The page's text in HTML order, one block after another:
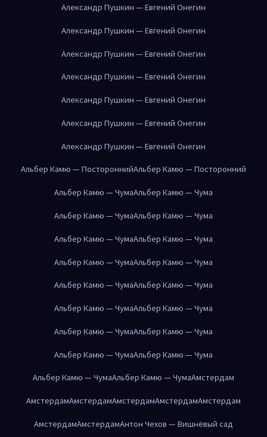
Александр Пушкин — Евгений Онегин
Александр Пушкин — Евгений Онегин
Александр Пушкин — Евгений Онегин
Александр Пушкин — Евгений Онегин
Александр Пушкин — Евгений Онегин
Александр Пушкин — Евгений Онегин
Александр Пушкин — Евгений Онегин
Альбер Камю — ПостороннийАльбер Камю — Посторонний
Альбер Камю — ЧумаАльбер Камю — Чума
Альбер Камю — ЧумаАльбер Камю — Чума
Альбер Камю — ЧумаАльбер Камю — Чума
Альбер Камю — ЧумаАльбер Камю — Чума
Альбер Камю — ЧумаАльбер Камю — Чума
Альбер Камю — ЧумаАльбер Камю — Чума
Альбер Камю — ЧумаАльбер Камю — Чума
Альбер Камю — ЧумаАльбер Камю — Чума
Альбер Камю — ЧумаАльбер Камю — ЧумаАмстердам
АмстердамАмстердамАмстердамАмстердамАмстердам
АмстердамАмстердамАнтон Чехов — Вишнёвый сад